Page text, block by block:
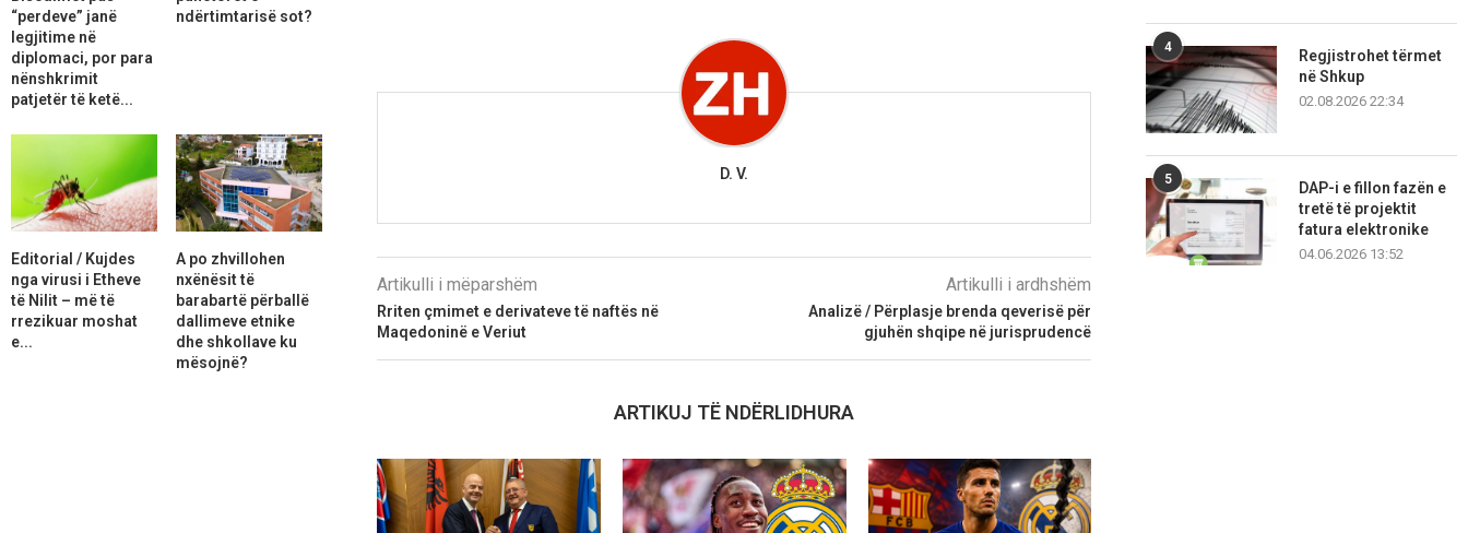
D. V.
Artikulli i mëparshëm
Rriten çmimet e derivateve të naftës në
Maqedoninë e Veriut
Artikulli i ardhshëm
Analizë / Përplasje brenda qeverisë për
gjuhën shqipe në jurisprudencë
ARTIKUJ TË NDËRLIDHURA
4
Regjistrohet tërmet
në Shkup
02.08.2026 22:34
5
DAP-i e fillon fazën e
tretë të projektit
fatura elektronike
04.06.2026 13:52
“perdeve” janë
legjitime në
diplomaci, por para
nënshkrimit
patjetër të ketë...
ndërtimtarisë sot?
Editorial / Kujdes
nga virusi i Etheve
të Nilit – më të
rrezikuar moshat
e...
A po zhvillohen
nxënësit të
barabartë përballë
dallimeve etnike
dhe shkollave ku
mësojnë?